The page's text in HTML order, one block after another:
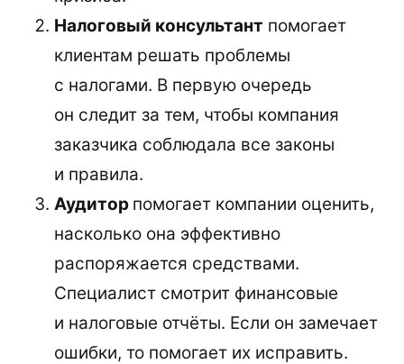
Налоговый консультант помогает
клиентам решать проблемы
с налогами. В первую очередь
он следит за тем, чтобы компания
заказчика соблюдала все законы
и правила.
Аудитор помогает компании оценить,
насколько она эффективно
распоряжается средствами.
Специалист смотрит финансовые
и налоговые отчёты. Если он замечает
ошибки, то помогает их исправить.